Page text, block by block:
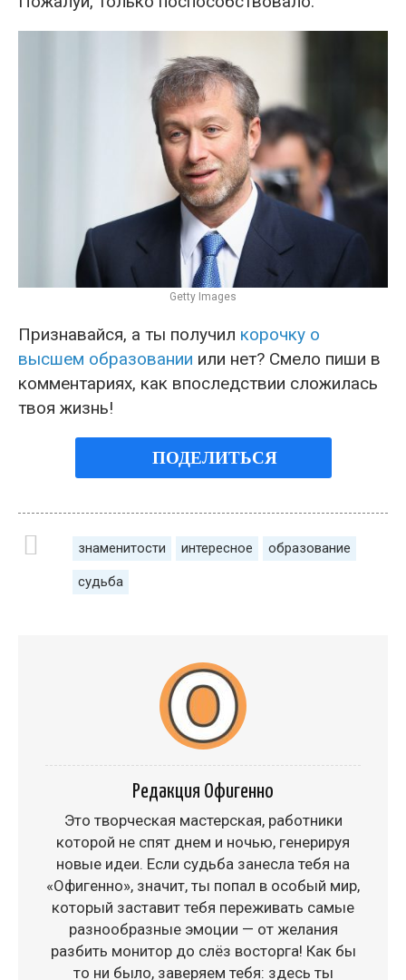
Getty Images
Признавайся, а ты получил корочку о
высшем образовании или нет? Смело пиши в
комментариях, как впоследствии сложилась
твоя жизнь!
ПОДЕЛИТЬСЯ
знаменитости интересное образование
судьба
Редакция Офигенно
Это творческая мастерская, работники
которой не спят днем и ночью, генерируя
новые идеи. Если судьба занесла тебя на
«Офигенно», значит, ты попал в особый мир,
который заставит тебя переживать самые
разнообразные эмоции — от желания
разбить монитор до слёз восторга! Как бы
то ни было, заверяем тебя: здесь ты